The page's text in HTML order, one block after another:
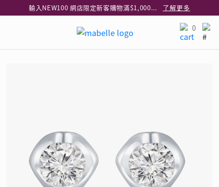
輸入NEW100 網店限定新客購物滿$1,000減$100
了解更多
指定純銀動物耳環2件享7折
0